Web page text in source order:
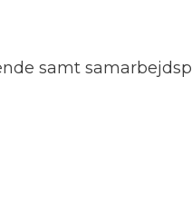
samt